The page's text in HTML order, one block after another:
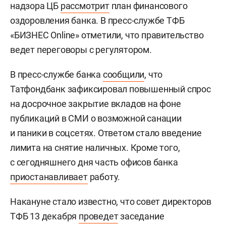
надзора ЦБ рассмотритплан финансового
оздоровления банка. В пресс-службе ТФБ
«БИЗНЕС Online» отметили, что правительство
ведет переговоры с регулятором.
В пресс-службе банка сообщили, что
Татфондбанк зафиксировал повышенный спрос
на досрочное закрытие вкладов на фоне
публикаций в СМИ о возможной санации
и паники в соцсетях. Ответом стало введение
лимита на снятие наличных. Кроме того,
с сегодняшнего дня часть офисов банка
приостанавливаетработу.
Накануне стало известно, что совет директоров
ТФБ 13 декабря проведетзаседание